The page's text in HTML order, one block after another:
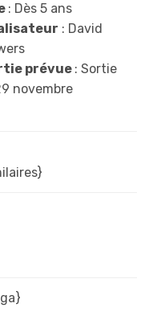
: Dès 5 ans
: David
prévue : Sortie
novembre